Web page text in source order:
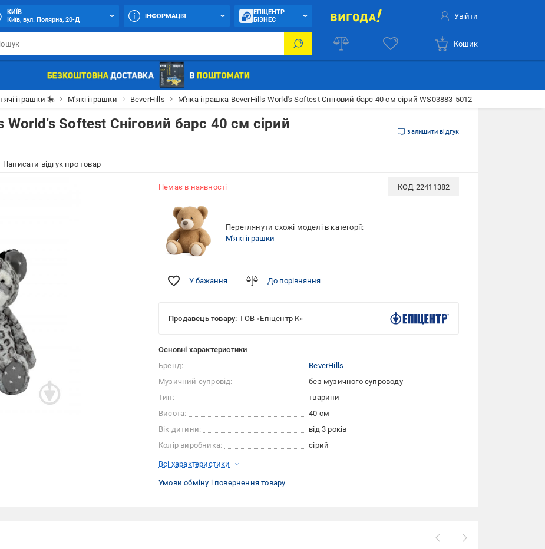
КИЇВ
Київ, вул. Полярна, 20-Д
ІНФОРМАЦІЯ
ЕПІЦЕНТР
БІЗНЕС
Увійти
Кошик
іграшки 🎠 М'які іграшки BeverHills М'яка іграшка BeverHills World's Softest Сніговий барс 40 см сірий WS03883-5012
Softest Сніговий барс 40 см сірий
залишити відгук
Написати відгук про товар
Немає в наявності КОД 22411382
Переглянути схожі моделі в категорії:
М'які іграшки
У бажання До порівняння
Продавець товару: ТОВ «Епіцентр К»
Основні характеристики
Бренд:
BeverHills
Музичний супровід:
без музичного супроводу
Тип:
тварини
Висота:
40 см
Вік дитини:
від 3 років
Колір виробника:
сірий
Всі характеристики
Умови обміну і повернення товару